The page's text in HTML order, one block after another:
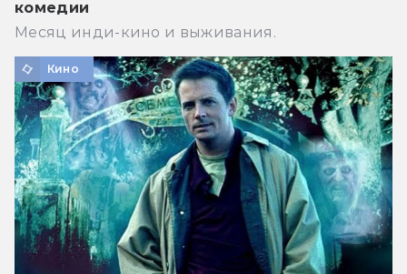
комедии
Месяц инди-кино и выживания.
Кино